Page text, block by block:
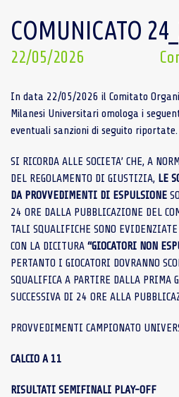
COMUNICATO
22/05/2026
In data 22/05/2026 il Comitato
Milanesi Universitari omologa i
eventuali sanzioni di seguito riportate.
SI RICORDA ALLE SOCIETA’ CHE, A
DEL REGOLAMENTO DI GIUSTIZIA, LE
DA PROVVEDIMENTI DI ESPULSIONE
24 ORE DALLA PUBBLICAZIONE DEL
TALI SQUALIFICHE SONO
CON LA DICITURA “GIOCATORI NON
PERTANTO I GIOCATORI DOVRANNO
SQUALIFICA A PARTIRE DALLA PRIMA
SUCCESSIVA DI 24 ORE ALLA
PROVVEDIMENTI CAMPIONATO
CALCIO A 11
RISULTATI SEMIFINALI PLAY-OFF